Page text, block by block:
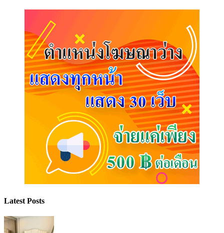
Latest Posts